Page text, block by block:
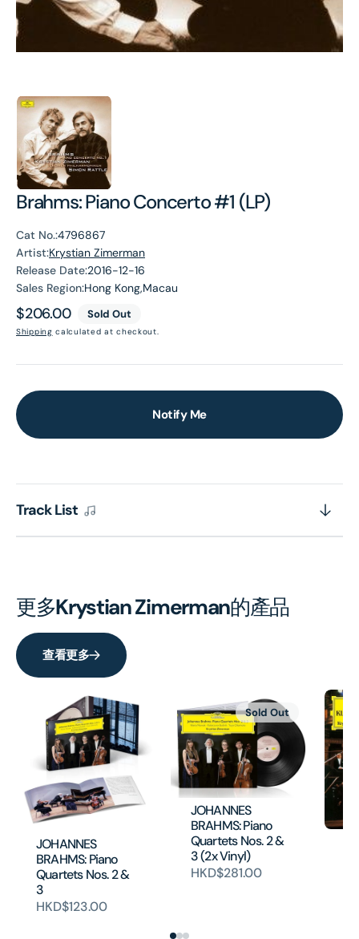
Brahms: Piano Concerto #1 (LP)
Cat No.:4796867
Artist:Krystian Zimerman
Release Date:2016-12-16
Sales Region:Hong Kong,Macau
Regular
price
$206.00 Sold Out
Shipping calculated at checkout.
Notify Me
Track List
更多Krystian Zimerman的產品
查看更多
JOHANNES
BRAHMS: Piano
Quartets Nos. 2 &
3
HKD$123.00
JOHANNES
BRAHMS: Piano
Quartets Nos. 2 &
3 (2x Vinyl)
HKD$281.00
Sold Out